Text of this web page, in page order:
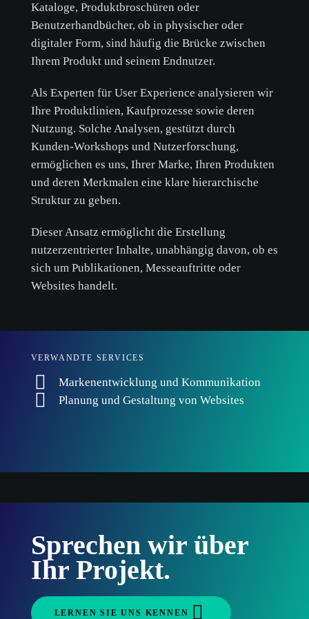
Kataloge, Produktbroschüren oder
Benutzerhandbücher, ob in physischer oder
digitaler Form, sind häufig die Brücke zwischen
Ihrem Produkt und seinem Endnutzer.
Als Experten für User Experience analysieren wir
Ihre Produktlinien, Kaufprozesse sowie deren
Nutzung. Solche Analysen, gestützt durch
Kunden-Workshops und Nutzerforschung,
ermöglichen es uns, Ihrer Marke, Ihren Produkten
und deren Merkmalen eine klare hierarchische
Struktur zu geben.
Dieser Ansatz ermöglicht die Erstellung
nutzerzentrierter Inhalte, unabhängig davon, ob es
sich um Publikationen, Messeauftritte oder
Websites handelt.
VERWANDTE SERVICES
Markenentwicklung und Kommunikation
Planung und Gestaltung von Websites
Sprechen wir über
Ihr Projekt.
LERNEN SIE UNS KENNEN